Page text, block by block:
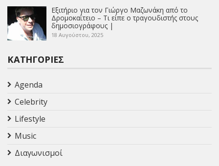
Εξιτήριο για τον Γιώργο Μαζωνάκη από το
Δρομοκαΐτειο – Τι είπε ο τραγουδιστής στους
δημοσιογράφους |
18 Αυγούστου, 2025
ΚΑΤΗΓΟΡΊΕΣ
Agenda
Celebrity
Lifestyle
Music
Διαγωνισμοί